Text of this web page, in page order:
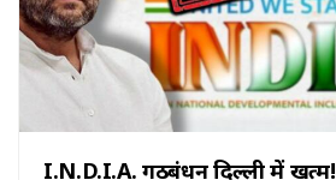
I.N.D.I.A. गठबंधन दिल्ली में खत्म!